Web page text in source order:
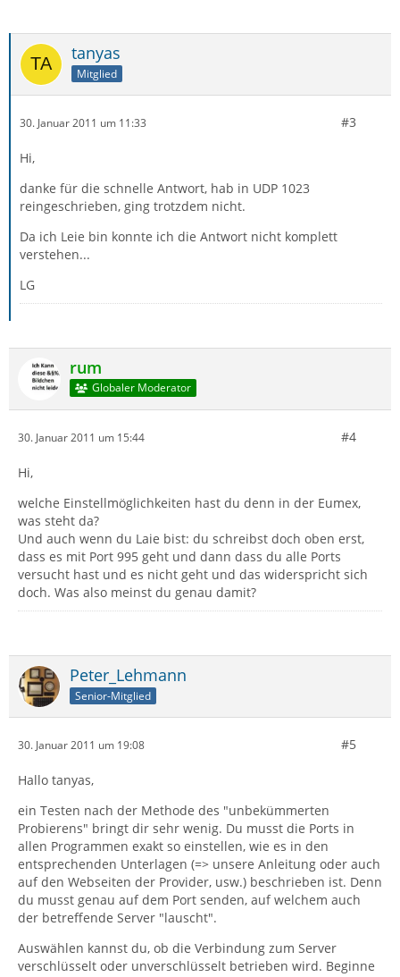
tanyas
Mitglied
30. Januar 2011 um 11:33 #3
Hi,
danke für die schnelle Antwort, hab in UDP 1023
reingeschrieben, ging trotzdem nicht.
Da ich Leie bin konnte ich die Antwort nicht komplett
verstehen...
LG
rum
Globaler Moderator
30. Januar 2011 um 15:44 #4
Hi,
welche Einstellmöglichkeiten hast du denn in der Eumex,
was steht da?
Und auch wenn du Laie bist: du schreibst doch oben erst,
dass es mit Port 995 geht und dann dass du alle Ports
versucht hast und es nicht geht und das widerspricht sich
doch. Was also meinst du genau damit?
Peter_Lehmann
Senior-Mitglied
30. Januar 2011 um 19:08 #5
Hallo tanyas,
ein Testen nach der Methode des "unbekümmerten
Probierens" bringt dir sehr wenig. Du musst die Ports in
allen Programmen exakt so einstellen, wie es in den
entsprechenden Unterlagen (=> unsere Anleitung oder auch
auf den Webseiten der Provider, usw.) beschrieben ist. Denn
du musst genau auf dem Port senden, auf welchem auch
der betreffende Server "lauscht".
Auswählen kannst du, ob die Verbindung zum Server
verschlüsselt oder unverschlüsselt betrieben wird. Beginne